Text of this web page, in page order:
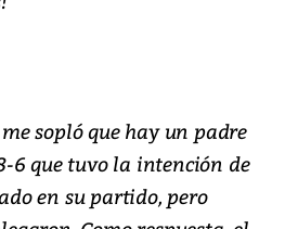
sopló que hay un padre
6 que tuvo la intención de
en su partido, pero